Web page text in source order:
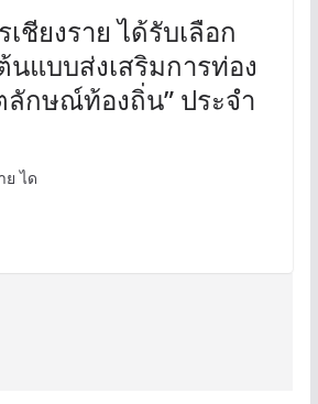
ชียงราย ได้รับเลือก
นแบบส่งเสริมการท่อง
ลักษณ์ท้องถิ่น” ประจำ
ย ได